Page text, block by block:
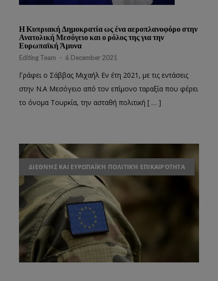
Η Κυπριακή Δημοκρατία ως ένα αεροπλανοφόρο στην
Ανατολική Μεσόγειο και ο ρόλος της για την
Ευρωπαϊκή Άμυνα
Editing Team - 6 December 2021
Γράφει ο Σάββας Μιχαήλ Εν έτη 2021, με τις εντάσεις
στην Ν.Α Μεσόγειο από τον επίμονο ταραξία που φέρει
το όνομα Τουρκία, την ασταθή πολιτική [ … ]
ΔΙΕΘΝΉΣ ΚΑΙ ΕΥΡΩΠΑΪΚΉ ΠΟΛΙΤΙΚΉ ΕΠΙΚΑΙΡΌΤΗΤΑ